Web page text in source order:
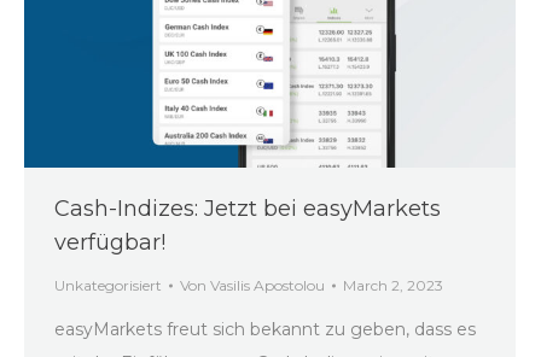
Cash-Indizes: Jetzt bei easyMarkets
verfügbar!
Unkategorisiert Von Vasilis Apostolou March 2, 2023
easyMarkets freut sich bekannt zu geben, dass es